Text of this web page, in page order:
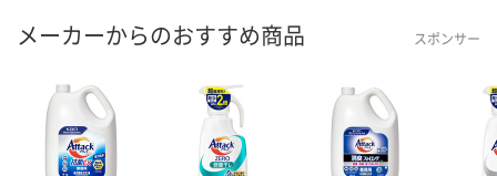
メーカーからのおすすめ商品 スポンサー